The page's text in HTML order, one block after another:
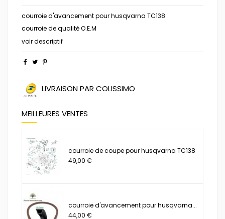
courroie d'avancement pour husqvarna TC138
courroie de qualité O.E.M
voir descriptif
LIVRAISON PAR COLISSIMO
MEILLEURES VENTES
courroie de coupe pour husqvarna TC138
49,00 €
courroie d'avancement pour husqvarna...
44,00 €